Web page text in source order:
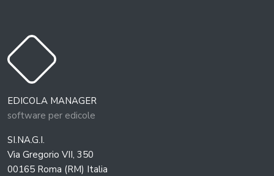
EDICOLA MANAGER
software per edicole
SI.NA.G.I.
Via Gregorio VII, 350
00165 Roma (RM) Italia